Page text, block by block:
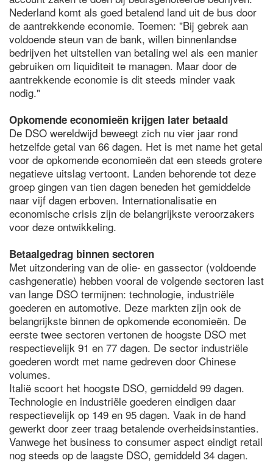
Nederland komt als goed betalend land uit de bus door
de aantrekkende economie. Toemen: "Bij gebrek aan
voldoende steun van de bank, willen binnenlandse
bedrijven het uitstellen van betaling wel als een manier
gebruiken om liquiditeit te managen. Maar door de
aantrekkende economie is dit steeds minder vaak
nodig."
Opkomende economieën krijgen later betaald
De DSO wereldwijd beweegt zich nu vier jaar rond
hetzelfde getal van 66 dagen. Het is met name het getal
voor de opkomende economieën dat een steeds grotere
negatieve uitslag vertoont. Landen behorende tot deze
groep gingen van tien dagen beneden het gemiddelde
naar vijf dagen erboven. Internationalisatie en
economische crisis zijn de belangrijkste veroorzakers
voor deze ontwikkeling.
Betaalgedrag binnen sectoren
Met uitzondering van de olie- en gassector (voldoende
cashgeneratie) hebben vooral de volgende sectoren last
van lange DSO termijnen: technologie, industriële
goederen en automotive. Deze markten zijn ook de
belangrijkste binnen de opkomende economieën. De
eerste twee sectoren vertonen de hoogste DSO met
respectievelijk 91 en 77 dagen. De sector industriële
goederen wordt met name gedreven door Chinese
volumes.
Italië scoort het hoogste DSO, gemiddeld 99 dagen.
Technologie en industriële goederen eindigen daar
respectievelijk op 149 en 95 dagen. Vaak in de hand
gewerkt door zeer traag betalende overheidsinstanties.
Vanwege het business to consumer aspect eindigt retail
nog steeds op de laagste DSO, gemiddeld 34 dagen.